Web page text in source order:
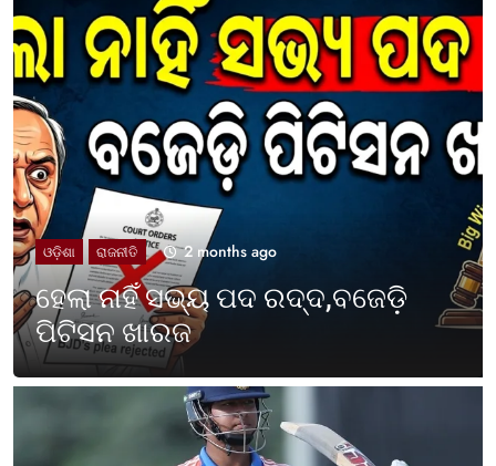
UNCATEGORIZED 2 months ago
ଓଡ଼ିଶା ପାଳିଲା ପଶ୍ଚିମବଙ୍ଗ
ପ୍ରତିଷ୍ଠା ଦିବସ